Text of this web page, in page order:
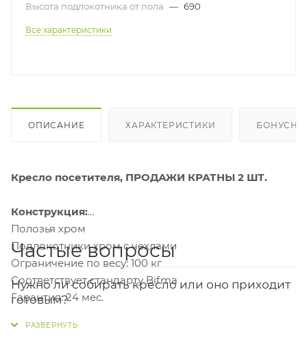
Высота подлокотника от пола — 690
Все характеристики
ОПИСАНИЕ ХАРАКТЕРИСТИКИ
Кресло посетителя, ПРОДАЖИ КРАТНЫ 2 ШТ.
Конструкция:
Полозья хром
Подлокотники хром с чехлами
Ограничение по весу: 100 кг
Соответствует стандарту Bifma
Гарантия: 24 мес.
Частые вопросы
Нужно ли собирать кресло или оно приходит
готовым?
Кресло приходит в разобранном виде, поэтому